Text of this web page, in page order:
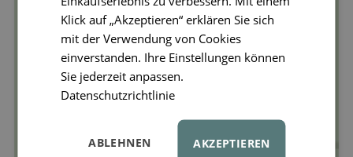
Klick auf „Akzeptieren“ erklären Sie sich
mit der Verwendung von Cookies
einverstanden. Ihre Einstellungen können
Sie jederzeit anpassen.
Datenschutzrichtlinie
AKZEPTIEREN
ABLEHNEN